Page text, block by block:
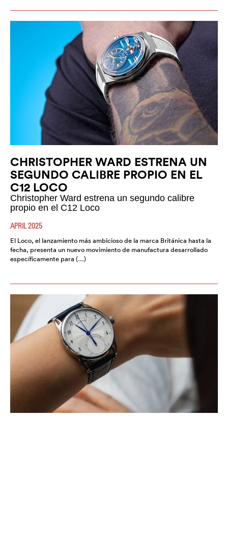
CHRISTOPHER WARD ESTRENA UN
SEGUNDO CALIBRE PROPIO EN EL
C12 LOCO
Christopher Ward estrena un segundo calibre
propio en el C12 Loco
APRIL 2025
El Loco, el lanzamiento más ambicioso de la marca Británica hasta la
fecha, presenta un nuevo movimiento de manufactura desarrollado
específicamente para (…)